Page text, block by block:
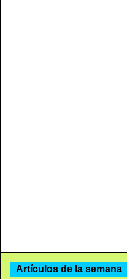
Artículos de la semana